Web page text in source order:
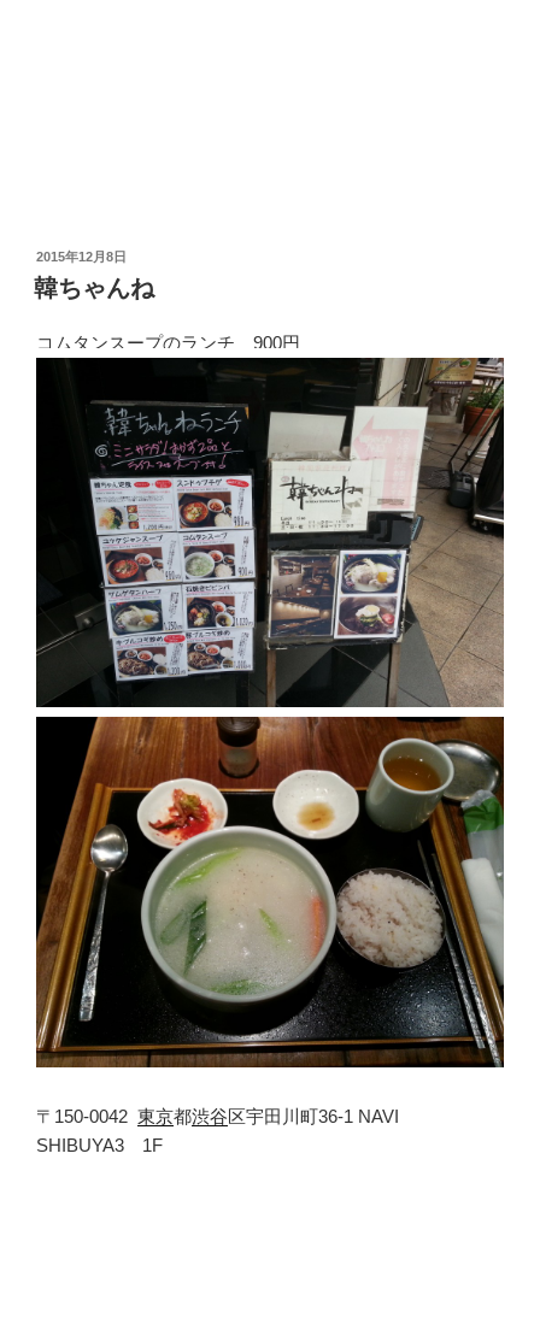
投
稿
日:
2015年12月8日
韓ちゃんね
コムタンスープのランチ 900円
〒150-0042 東京都渋谷 区宇田川町36-1 NAVI
SHIBUYA3 1F